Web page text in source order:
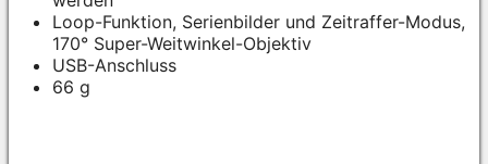
Loop-Funktion, Serienbilder und Zeitraffer-Modus,
170° Super-Weitwinkel-Objektiv
USB-Anschluss
66 g